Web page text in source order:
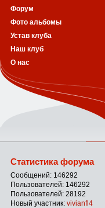
Форум
Фото альбомы
Устав клуба
Наш клуб
О нас
Статистика форума
Сообщений: 146292
Пользователей: 146292
Пользователей: 28192
Новый участник: vivianfl4